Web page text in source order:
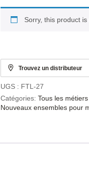
Sorry, this product
Trouvez un distributeur
UGS : FTL-27
Catégories: Tous les
Nouveaux ensembles pour